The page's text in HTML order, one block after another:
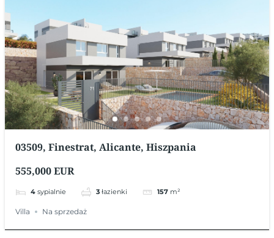
03509, Finestrat, Alicante, Hiszpania
555,000 EUR
4 sypialnie 3 łazienki 157 m²
Villa Na sprzedaż